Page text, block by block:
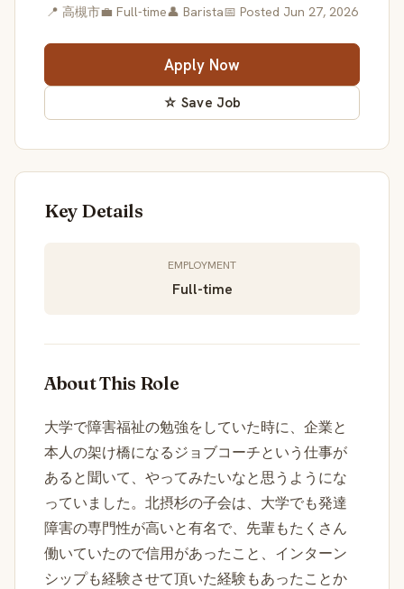
📍 高槻市💼 Full-time👤 Barista📅 Posted Jun 27, 2026
Apply Now
☆ Save Job
Key Details
EMPLOYMENT
Full-time
About This Role
大学で障害福祉の勉強をしていた時に、企業と
本人の架け橋になるジョブコーチという仕事が
あると聞いて、やってみたいなと思うようにな
っていました。北摂杉の子会は、大学でも発達
障害の専門性が高いと有名で、先輩もたくさん
働いていたので信用があったこと、インターン
シップも経験させて頂いた経験もあったことか